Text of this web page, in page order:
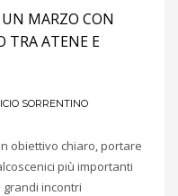
MARZO CON
TRA ATENE E
SORRENTINO
obiettivo chiaro, portare
più importanti
incontri